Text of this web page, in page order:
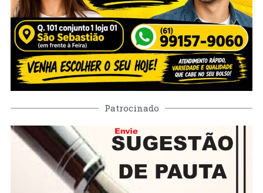
Patrocinado